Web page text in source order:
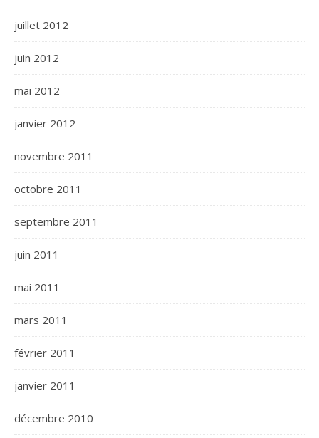
juillet 2012
juin 2012
mai 2012
janvier 2012
novembre 2011
octobre 2011
septembre 2011
juin 2011
mai 2011
mars 2011
février 2011
janvier 2011
décembre 2010